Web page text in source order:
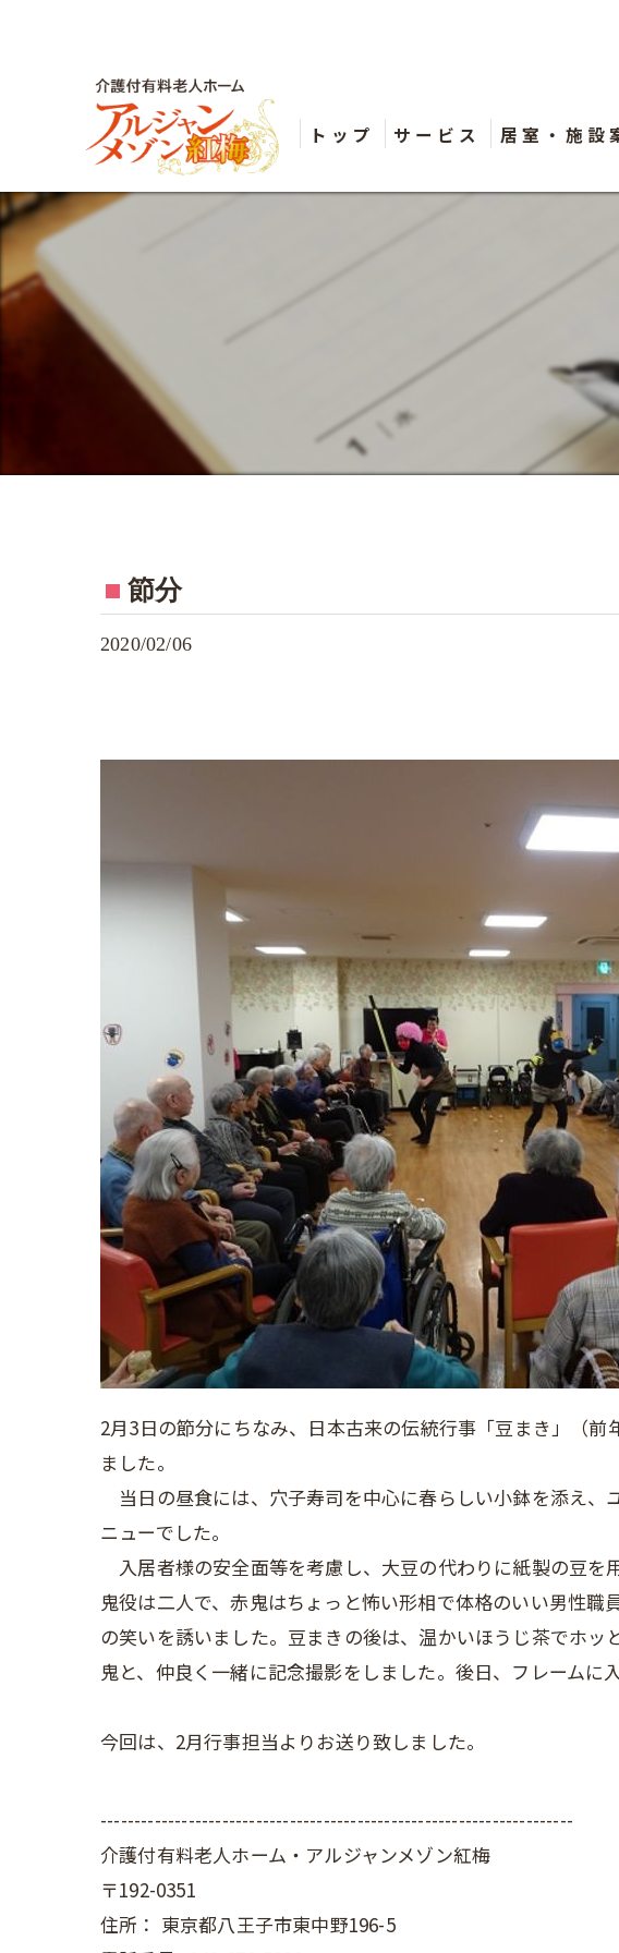
トップ サービス 居室・施設
節分
2020/02/06
2月3日の節分にちなみ、日本古来の伝統行事「豆まき」（
ました。
当日の昼食には、穴子寿司を中心に春らしい小鉢を添え、
ニューでした。
入居者様の安全面等を考慮し、大豆の代わりに紙製の豆を
鬼役は二人で、赤鬼はちょっと怖い形相で体格のいい男性
の笑いを誘いました。豆まきの後は、温かいほうじ茶でホッ
鬼と、仲良く一緒に記念撮影をしました。後日、フレームに
今回は、2月行事担当よりお送り致しました。
----------------------------------------------------------------------
介護付有料老人ホーム・アルジャンメゾン紅梅
〒192-0351
住所： 東京都八王子市東中野196-5